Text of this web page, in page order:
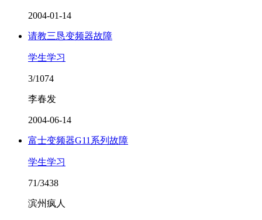
2004-01-14
请教三恳变频器故障
学生学习
3/1074
李春发
2004-06-14
富士变频器G11系列故障
学生学习
71/3438
滨州疯人